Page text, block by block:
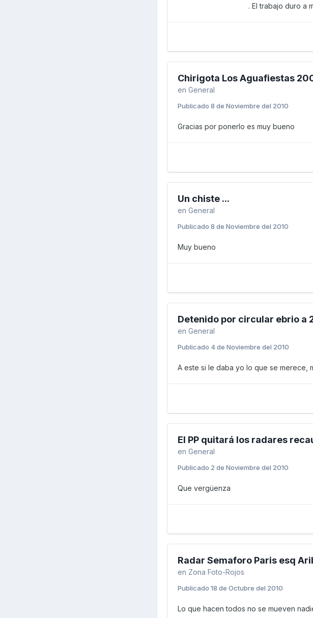
. El trabajo duro a
Chirigota Los Aguafiestas
en General
Publicado 8 de Noviembre del 2010
Gracias por ponerlo es muy bueno
Un chiste ...
en General
Publicado 8 de Noviembre del 2010
Muy bueno
Detenido por circular ebrio a
en General
Publicado 4 de Noviembre del 2010
A este si le daba yo lo que se merece,
El PP quitará los radares
en General
Publicado 2 de Noviembre del 2010
Que vergüenza
Radar Semaforo Paris esq
en Zona Foto-Rojos
Publicado 18 de Octubre del 2010
Lo que hacen todos no se mueven